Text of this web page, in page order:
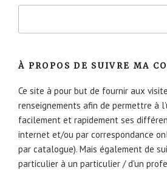
À PROPOS DE SUIVRE MA
Ce site à pour but de fournir aux
renseignements afin de permettre à
facilement et rapidement ses
internet et/ou par correspondance
par catalogue). Mais également de
particulier à un particulier / d’un